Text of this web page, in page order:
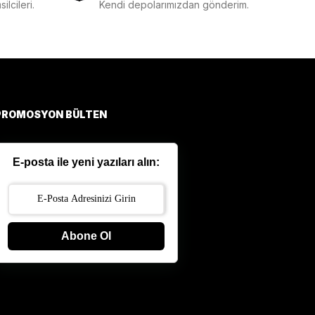
Kendi depolarımızdan gönderim.
BÜLTEN
E-posta ile yeni yazıları alın:
Abone Ol